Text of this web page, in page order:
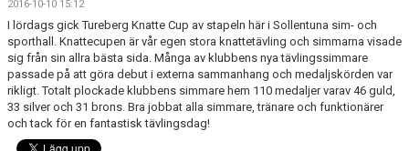
2016-10-10 15:12
I lördags gick Tureberg Knatte Cup av stapeln här i Sollentuna sim- och
sporthall. Knattecupen är vår egen stora knattetävling och simmarna visade
sig från sin allra bästa sida. Många av klubbens nya tävlingssimmare
passade på att göra debut i externa sammanhang och medaljskörden var
rikligt. Totalt plockade klubbens simmare hem 110 medaljer varav 46 guld,
33 silver och 31 brons. Bra jobbat alla simmare, tränare och funktionärer
och tack för en fantastisk tävlingsdag!